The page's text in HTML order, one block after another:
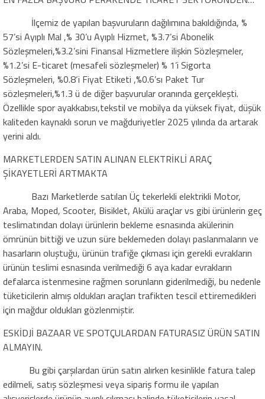
İlçemiz de yapılan başvuruların dağılımına bakıldığında, %
57’si Ayıplı Mal ,% 30’u Ayıplı Hizmet, %3.7’si Abonelik
Sözleşmeleri,%3.2’sini Finansal Hizmetlere ilişkin Sözleşmeler,
%1.2’si E-ticaret (mesafeli sözleşmeler) % 1’i Sigorta
Sözleşmeleri, %0.8‘i Fiyat Etiketi ,%0.6’sı Paket Tur
sözleşmeleri,%1.3 ü de diğer başvurular oranında gerçekleşti.
Özellikle spor ayakkabısı,tekstil ve mobilya da yüksek fiyat, düşük
kaliteden kaynaklı sorun ve mağduriyetler 2025 yılında da artarak
yerini aldı.
MARKETLERDEN SATIN ALINAN ELEKTRİKLİ ARAÇ
ŞİKAYETLERİ ARTMAKTA
Bazı Marketlerde satılan Üç tekerlekli elektrikli Motor,
Araba, Moped, Scooter, Bisiklet, Akülü araçlarvs gibi ürünlerin geç
teslimatından dolayı ürünlerin bekleme esnasında akülerinin
ömrünün bittiği ve uzun süre beklemeden dolayı paslanmaların ve
hasarların oluştuğu, ürünün trafiğe çıkması için gerekli evrakların
ürünün teslimi esnasında verilmediği 6 aya kadar evrakların
defalarca istenmesine rağmen sorunların giderilmediği, bu nedenle
tüketicilerin almış oldukları araçları trafikten tescil ettiremedikleri
için mağdur oldukları gözlenmiştir.
ESKİDJİ BAZAAR VE SPOTÇULARDAN FATURASIZ ÜRÜN SATIN
ALMAYIN.
Bu gibi çarşılardan ürün satın alırken kesinlikle fatura talep
edilmeli, satış sözleşmesi veya sipariş formu ile yapılan